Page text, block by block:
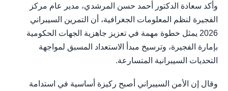
وأكد سعادة الدكتور أحمد حسن المرشدي، مدير عام مركز
الفجيرة لنظم المعلومات الجغرافية، أن التمرين السيبراني
2026 يمثل خطوة مهمة في تعزيز جاهزية الجهات الحكومية
بإمارة الفجيرة، وترسيخ مبدأ الاستعداد المسبق لمواجهة
التحديات السيبرانية المتسارعة.
وقال إن الأمن السيبراني أصبح ركيزة أساسية في استدامة